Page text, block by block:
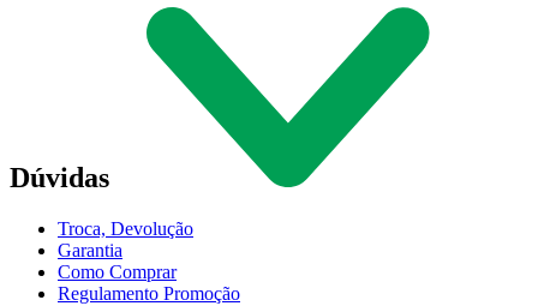
Dúvidas
Troca, Devolução
Garantia
Como Comprar
Regulamento Promoção